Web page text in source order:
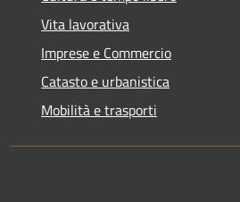
Vita lavorativa
Imprese e Commercio
Catasto e urbanistica
Mobilità e trasporti